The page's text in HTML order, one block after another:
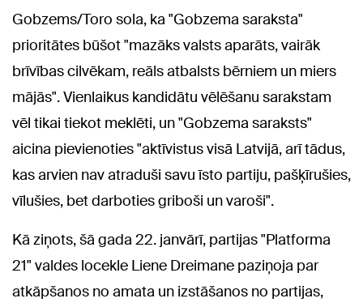
Gobzems/Toro sola, ka "Gobzema saraksta"
prioritātes būšot "mazāks valsts aparāts, vairāk
brīvības cilvēkam, reāls atbalsts bērniem un miers
mājās". Vienlaikus kandidātu vēlēšanu sarakstam
vēl tikai tiekot meklēti, un "Gobzema saraksts"
aicina pievienoties "aktīvistus visā Latvijā, arī tādus,
kas arvien nav atraduši savu īsto partiju, pašķīrušies,
vīlušies, bet darboties griboši un varoši".
Kā ziņots, šā gada 22. janvārī, partijas "Platforma
21" valdes locekle Liene Dreimane paziņoja par
atkāpšanos no amata un izstāšanos no partijas,